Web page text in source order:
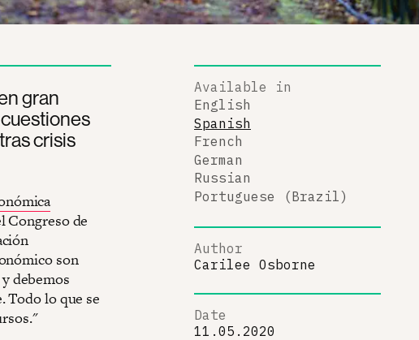
gran
crisis
Congreso de
son
debemos
Todo lo que se
Available in
English
Spanish
French
German
Russian
Portuguese (Brazil)
Author
Carilee Osborne
Date
11.05.2020